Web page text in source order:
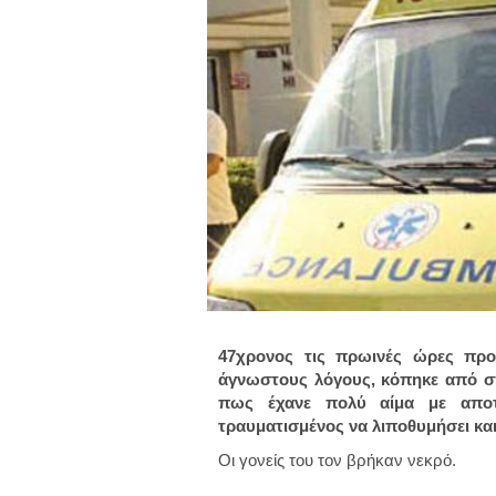
47χρονος τις πρωινές ώρες
άγνωστους λόγους, κόπηκε από
πως έχανε πολύ αίμα με
τραυματισμένος να λιποθυμήσει
Οι γονείς του τον βρήκαν νεκρό.